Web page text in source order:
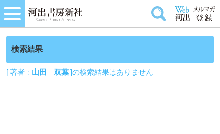
検索結果
[ 著者： 山田 双葉]の検索結果はありません